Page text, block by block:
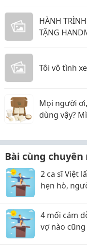
HÀNH
TẶNG
Tôi vô tình
Mọi người
dùng vậy?
Bài cùng chuyên
2 ca sĩ Việt
hẹn hò,
4 mối cám
vợ nào